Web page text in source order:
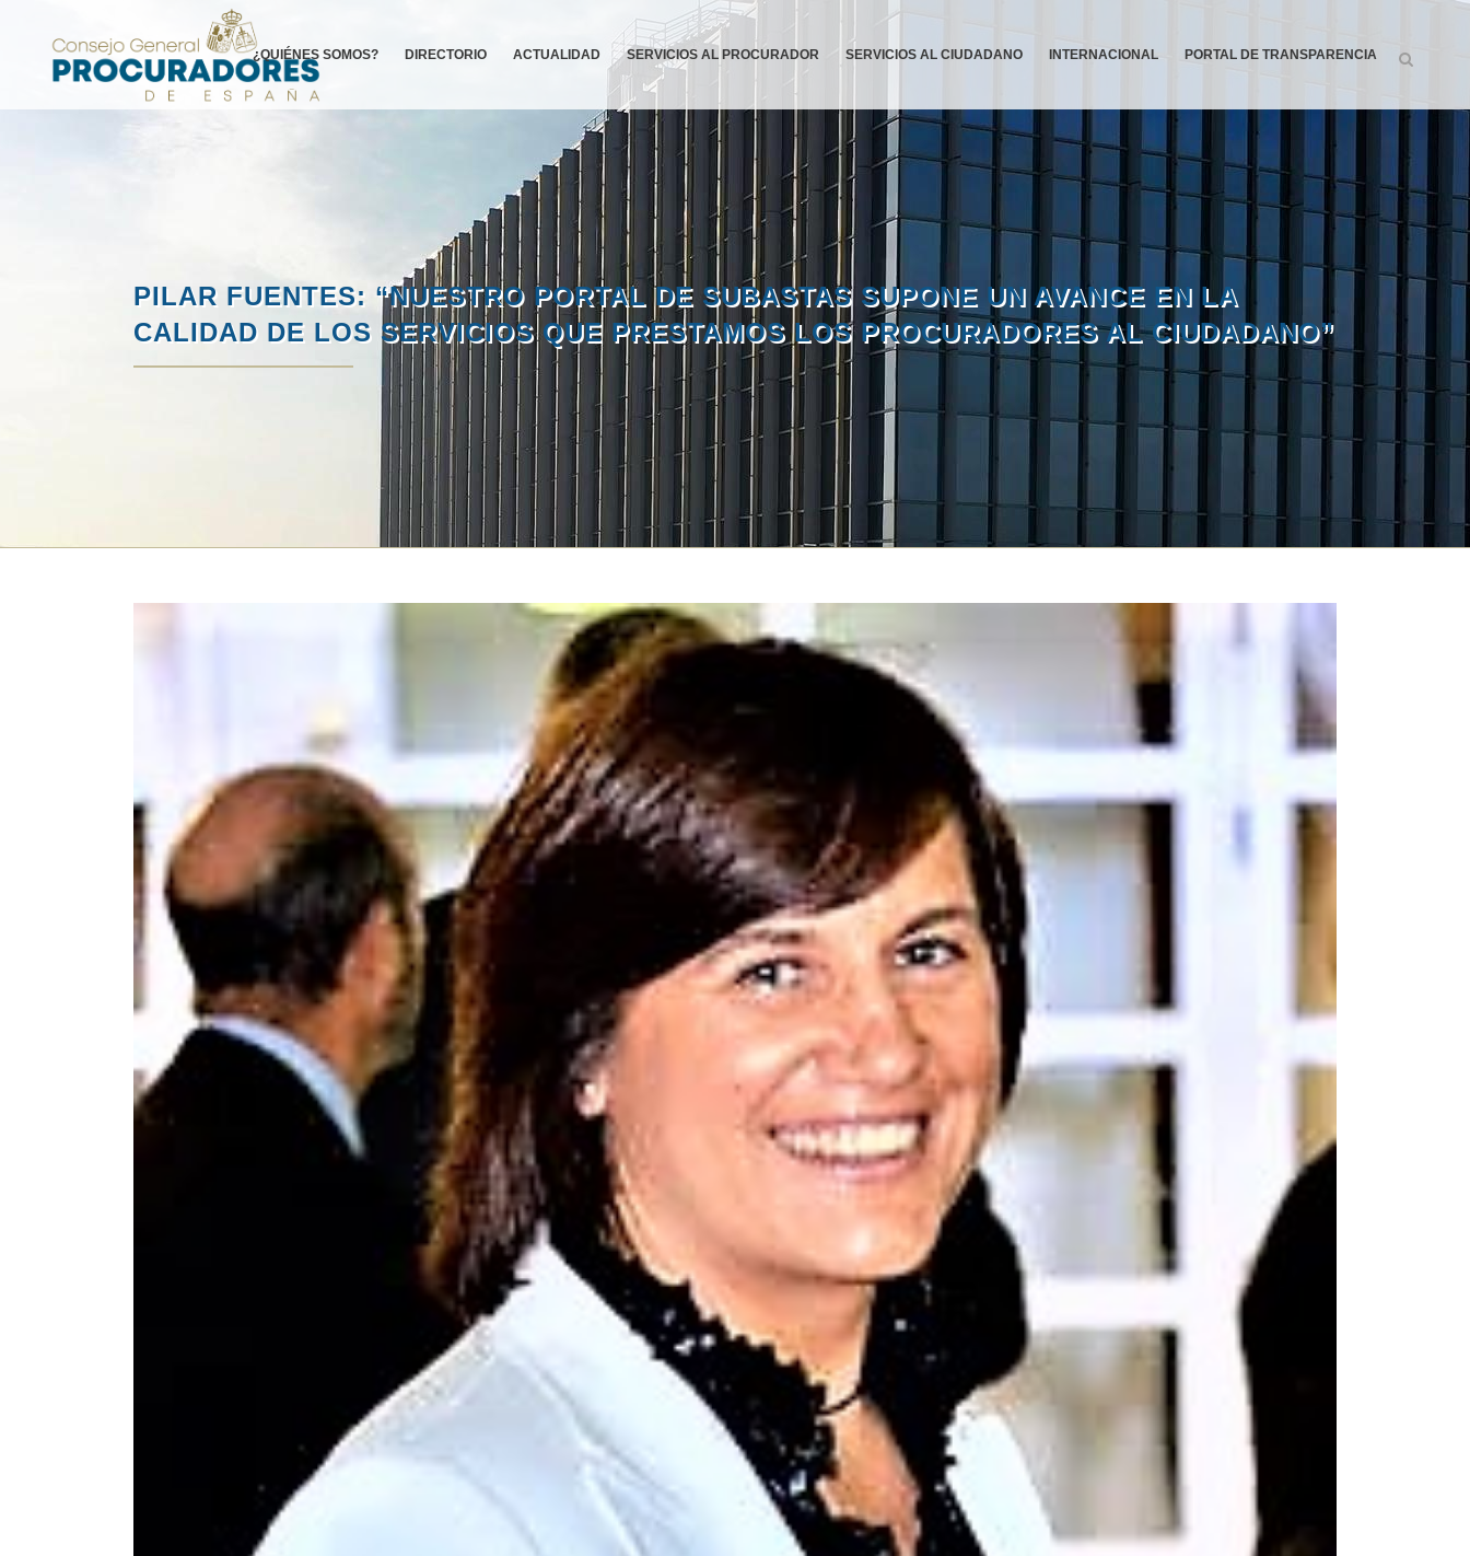
¿QUIÉNES SOMOS? DIRECTORIO ACTUALIDAD SERVICIOS AL PROCURADOR SERVICIOS AL CIUDADANO INTERNACIONAL PORTAL DE TRANSPARENCIA
PILAR FUENTES: “NUESTRO PORTAL DE SUBASTAS SUPONE UN AVANCE EN LA
CALIDAD DE LOS SERVICIOS QUE PRESTAMOS LOS PROCURADORES AL CIUDADANO”